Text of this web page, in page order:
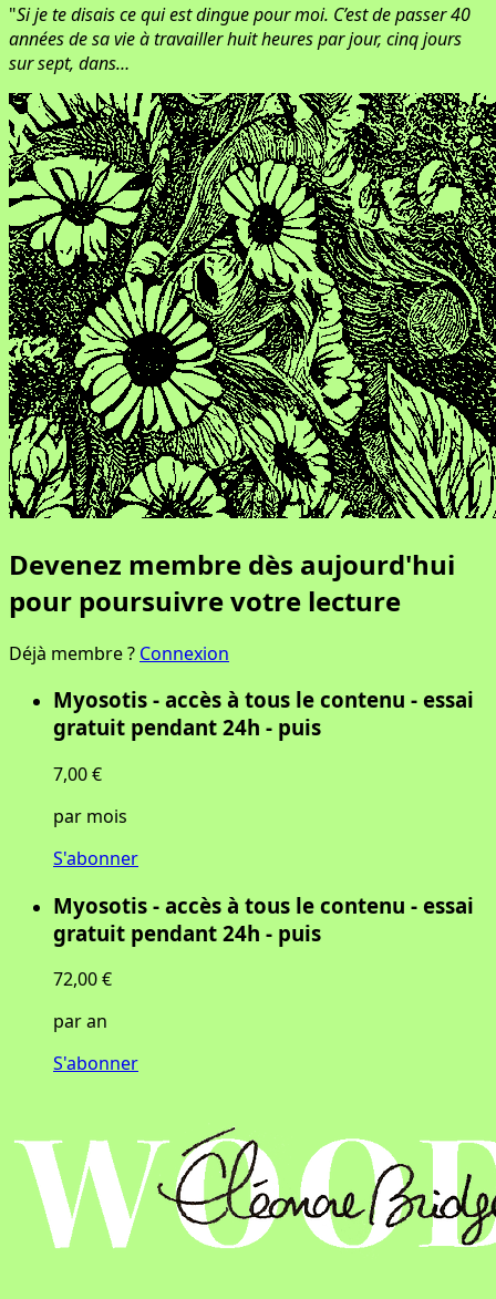
"Si je te disais ce qui est dingue pour moi. C’est de passer 40
années de sa vie à travailler huit heures par jour, cinq jours
sur sept, dans…
Devenez membre dès aujourd'hui
pour poursuivre votre lecture
Déjà membre ? Connexion
Myosotis - accès à tous le contenu - essai
gratuit pendant 24h - puis
7,00 €
par mois
S'abonner
Myosotis - accès à tous le contenu - essai
gratuit pendant 24h - puis
72,00 €
par an
S'abonner